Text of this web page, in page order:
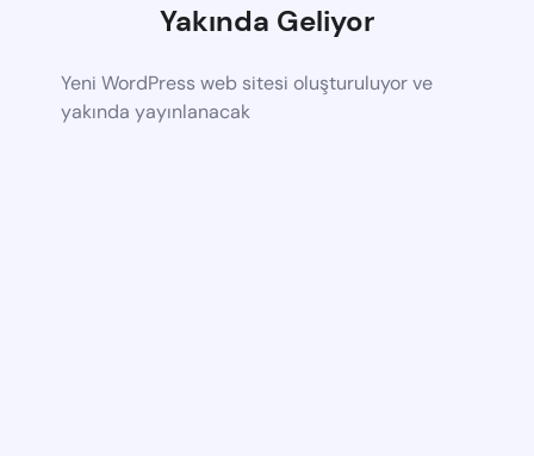
Yakında Geliyor
Yeni WordPress web sitesi oluşturuluyor ve
yakında yayınlanacak